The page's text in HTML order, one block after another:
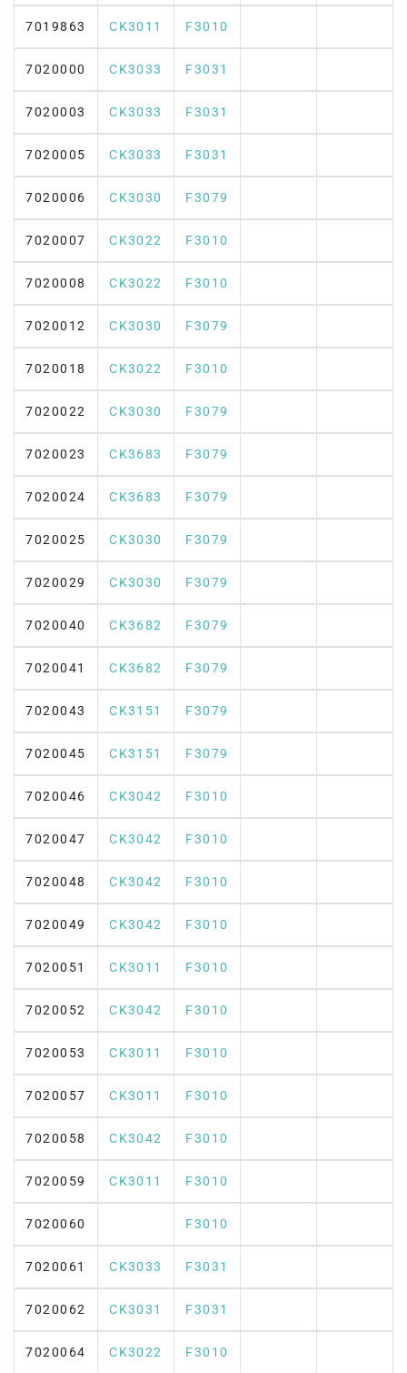
7019863 CK3011 F3010
7020000 CK3033 F3031
7020003 CK3033 F3031
7020005 CK3033 F3031
7020006 CK3030 F3079
7020007 CK3022 F3010
7020008 CK3022 F3010
7020012 CK3030 F3079
7020018 CK3022 F3010
7020022 CK3030 F3079
7020023 CK3683 F3079
7020024 CK3683 F3079
7020025 CK3030 F3079
7020029 CK3030 F3079
7020040 CK3682 F3079
7020041 CK3682 F3079
7020043 CK3151 F3079
7020045 CK3151 F3079
7020046 CK3042 F3010
7020047 CK3042 F3010
7020048 CK3042 F3010
7020049 CK3042 F3010
7020051 CK3011 F3010
7020052 CK3042 F3010
7020053 CK3011 F3010
7020057 CK3011 F3010
7020058 CK3042 F3010
7020059 CK3011 F3010
7020060 F3010
7020061 CK3033 F3031
7020062 CK3031 F3031
7020064 CK3022 F3010